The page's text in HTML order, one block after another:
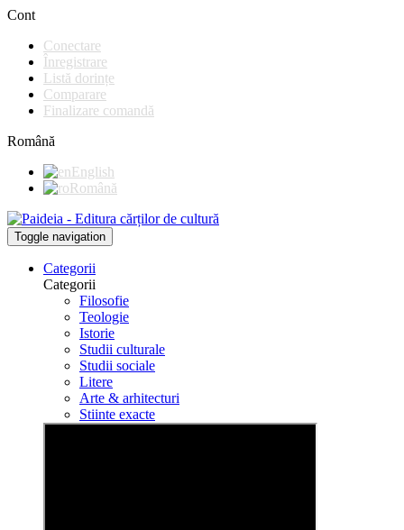
Cont
Conectare
Înregistrare
Listă dorințe
Comparare
Finalizare comandă
Română
English
Română
Toggle navigation
Categorii
Categorii
Filosofie
Teologie
Istorie
Studii culturale
Studii sociale
Litere
Arte & arhitecturi
Stiinte exacte